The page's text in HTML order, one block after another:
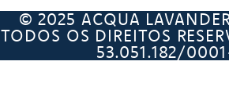
© 2025 ACQUA
TODOS OS DIREITOS
53.051.182/